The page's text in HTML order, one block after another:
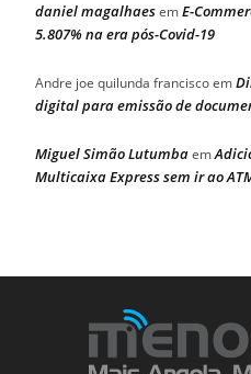
daniel magalhaesemE-
5.807% na era pós-Covid-19
Andre joe quilunda franciscoem
digital para emissão de
Miguel Simão Lutumbaem
Multicaixa Express sem ir ao